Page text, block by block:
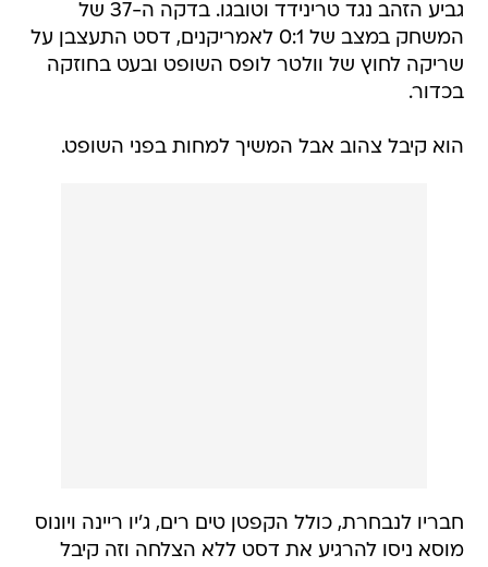
גביע הזהב נגד טרינידד וטובגו. בדקה ה-37 של
המשחק במצב של 0:1 לאמריקנים, דסט התעצבן על
שריקה לחוץ של וולטר לופס השופט ובעט בחוזקה
בכדור.
הוא קיבל צהוב אבל המשיך למחות בפני השופט.
חבריו לנבחרת, כולל הקפטן טים רים, ג'יו ריינה ויונוס
מוסא ניסו להרגיע את דסט ללא הצלחה וזה קיבל